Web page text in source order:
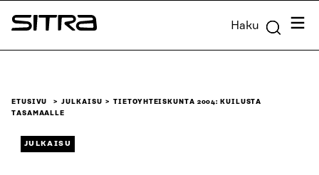
Siirry
suoraan
Sitra Haku
ETUSIVU JULKAISU
TIETOYHTEISKUNTA 2004: KUILUSTA
TASAMAALLE
JULKAISU